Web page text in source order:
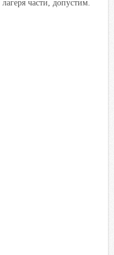
части, допустим.